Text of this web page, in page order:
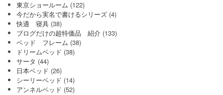
東京ショールーム (122)
今だから実名で書けるシリーズ (4)
快適 寝具 (38)
ブログだけの超特価品 紹介 (133)
ベッド フレーム (38)
ドリームベッド (38)
サータ (44)
日本ベッド (26)
シーリーベッド (14)
アンネルベッド (52)